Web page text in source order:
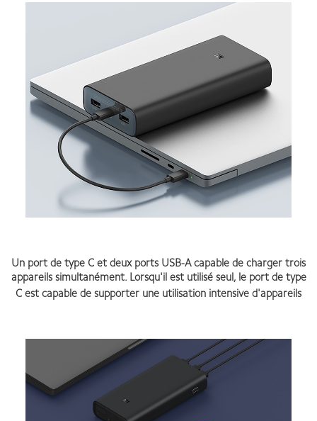
Un port de type C et deux ports USB-A capable de charger trois
appareils simultanément. Lorsqu'il est utilisé seul, le port de type
C est capable de supporter une utilisation intensive d'appareils